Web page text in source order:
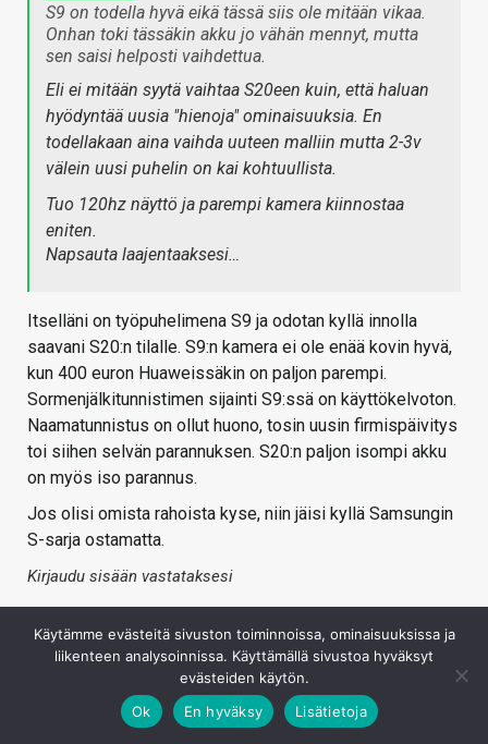
S9 on todella hyvä eikä tässä siis ole mitään vikaa.
Onhan toki tässäkin akku jo vähän mennyt, mutta
sen saisi helposti vaihdettua.
Eli ei mitään syytä vaihtaa S20een kuin, että haluan
hyödyntää uusia "hienoja" ominaisuuksia. En
todellakaan aina vaihda uuteen malliin mutta 2-3v
välein uusi puhelin on kai kohtuullista.
Tuo 120hz näyttö ja parempi kamera kiinnostaa
eniten.
Napsauta laajentaaksesi…
Itselläni on työpuhelimena S9 ja odotan kyllä innolla
saavani S20:n tilalle. S9:n kamera ei ole enää kovin hyvä,
kun 400 euron Huaweissäkin on paljon parempi.
Sormenjälkitunnistimen sijainti S9:ssä on käyttökelvoton.
Naamatunnistus on ollut huono, tosin uusin firmispäivitys
toi siihen selvän parannuksen. S20:n paljon isompi akku
on myös iso parannus.
Jos olisi omista rahoista kyse, niin jäisi kyllä Samsungin
S-sarja ostamatta.
Kirjaudu sisään vastataksesi
Käytämme evästeitä sivuston toiminnoissa, ominaisuuksissa ja
liikenteen analysoinnissa. Käyttämällä sivustoa hyväksyt
evästeiden käytön.
Ok
En hyväksy Lisätietoja